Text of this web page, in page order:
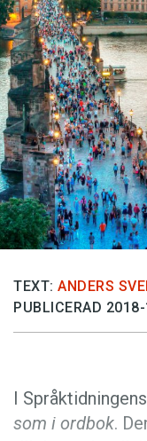
Podden
Anmäl till
Föreslå nyord
Annonsera
Prenumerera
Läs
Press
TEXT: ANDERS
PUBLICERAD
I
som i ordbok.